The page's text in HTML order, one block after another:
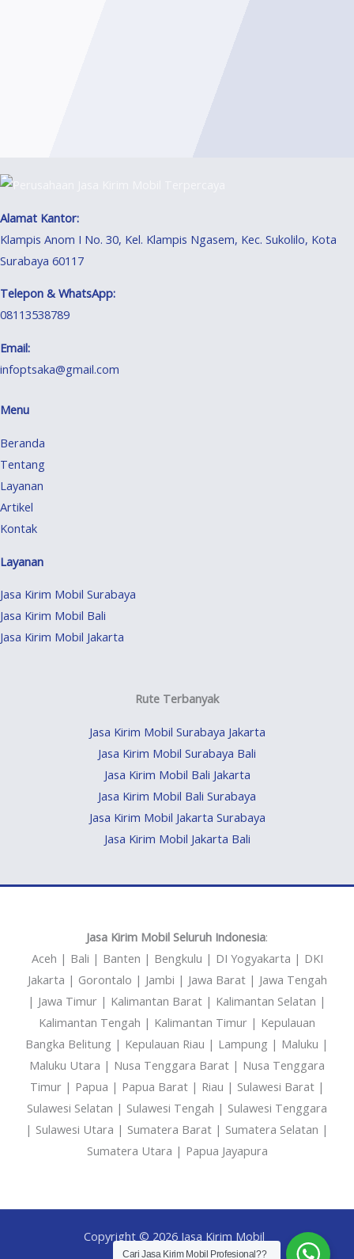
Alamat Kantor:
Klampis Anom I No. 30, Kel. Klampis Ngasem, Kec. Sukolilo, Kota
Surabaya 60117
Telepon & WhatsApp:
08113538789
Email:
infoptsaka@gmail.com
Menu
Beranda
Tentang
Layanan
Artikel
Kontak
Layanan
Jasa Kirim Mobil Surabaya
Jasa Kirim Mobil Bali
Jasa Kirim Mobil Jakarta
Rute Terbanyak
Jasa Kirim Mobil Surabaya Jakarta
Jasa Kirim Mobil Surabaya Bali
Jasa Kirim Mobil Bali Jakarta
Jasa Kirim Mobil Bali Surabaya
Jasa Kirim Mobil Jakarta Surabaya
Jasa Kirim Mobil Jakarta Bali
Jasa Kirim Mobil Seluruh Indonesia:
Aceh | Bali | Banten | Bengkulu | DI Yogyakarta | DKI
Jakarta | Gorontalo | Jambi | Jawa Barat | Jawa Tengah
| Jawa Timur | Kalimantan Barat | Kalimantan Selatan |
Kalimantan Tengah | Kalimantan Timur | Kepulauan
Bangka Belitung | Kepulauan Riau | Lampung | Maluku |
Maluku Utara | Nusa Tenggara Barat | Nusa Tenggara
Timur | Papua | Papua Barat | Riau | Sulawesi Barat |
Sulawesi Selatan | Sulawesi Tengah | Sulawesi Tenggara
| Sulawesi Utara | Sumatera Barat | Sumatera Selatan |
Sumatera Utara | Papua Jayapura
Copyright © 2026 Jasa Kirim Mobil
Cari Jasa Kirim Mobil Profesional??